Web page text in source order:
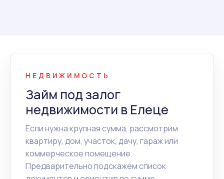
НЕДВИЖИМОСТЬ
Займ под залог
недвижимости в Елеце
Если нужна крупная сумма, рассмотрим
квартиру, дом, участок, дачу, гараж или
коммерческое помещение.
Предварительно подскажем список